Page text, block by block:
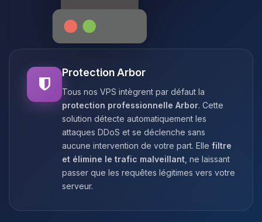
Protection Arbor
Tous nos VPS intègrent par défaut la
protection professionnelle Arbor. Cette
solution détecte automatiquement les
attaques DDoS et se déclenche sans
aucune intervention de votre part. Elle filtre
et élimine le trafic malveillant , ne laissant
passer que les requêtes légitimes vers votre
serveur.